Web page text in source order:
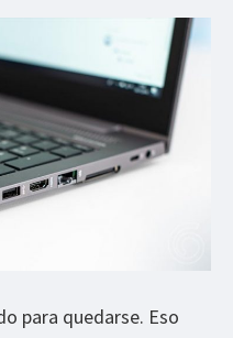
para quedarse. Eso